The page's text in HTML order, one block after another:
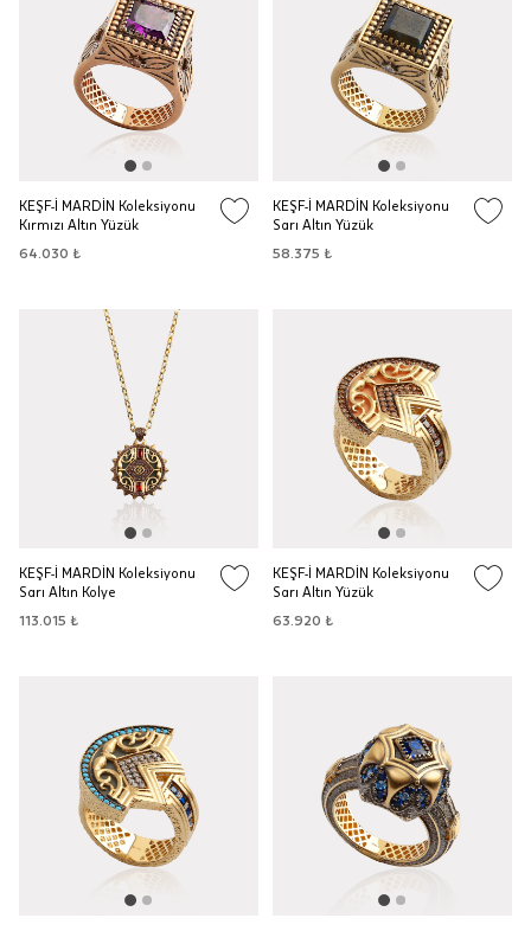
KEŞF-İ MARDİN Koleksiyonu
Kırmızı Altın Yüzük
64.030 ₺
KEŞF-İ MARDİN Koleksiyonu
Sarı Altın Yüzük
58.375 ₺
KEŞF-İ MARDİN Koleksiyonu
Sarı Altın Kolye
113.015 ₺
KEŞF-İ MARDİN Koleksiyonu
Sarı Altın Yüzük
63.920 ₺